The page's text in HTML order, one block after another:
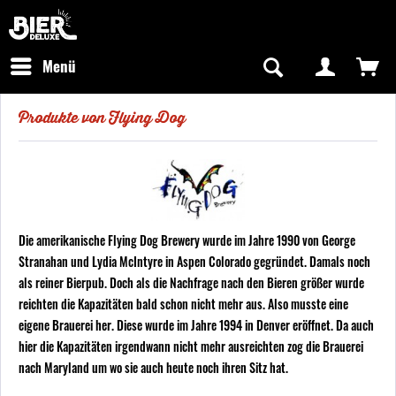
Kostenfreier Versand in Deutschland
Menü
Produkte von Flying Dog
Die amerikanische Flying Dog Brewery wurde im Jahre 1990 von George
Stranahan und Lydia McIntyre in Aspen Colorado gegründet. Damals noch
als reiner Bierpub. Doch als die Nachfrage nach den Bieren größer wurde
reichten die Kapazitäten bald schon nicht mehr aus. Also musste eine
eigene Brauerei her. Diese wurde im Jahre 1994 in Denver eröffnet. Da auch
hier die Kapazitäten irgendwann nicht mehr ausreichten zog die Brauerei
nach Maryland um wo sie auch heute noch ihren Sitz hat.